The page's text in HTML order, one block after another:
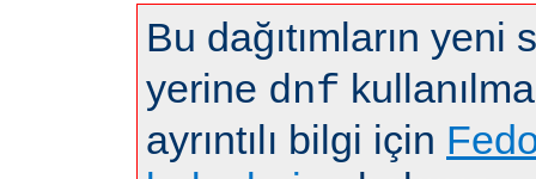
Bu dağıtımların
yerine dnf
ayrıntılı bilgi için